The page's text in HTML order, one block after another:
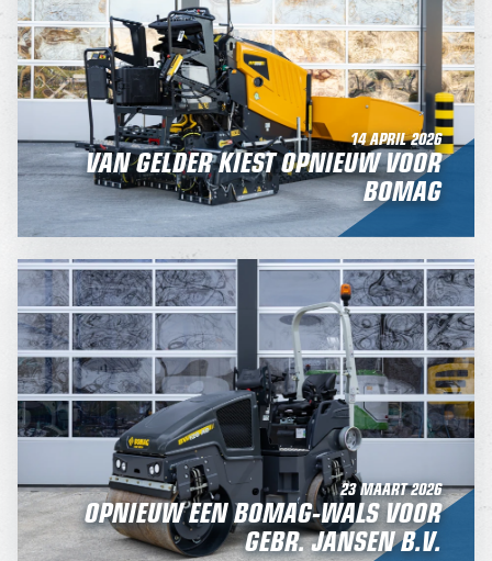
14 APRIL 2026
VAN GELDER KIEST OPNIEUW VOOR
BOMAG
23 MAART 2026
OPNIEUW EEN BOMAG-WALS VOOR
GEBR. JANSEN B.V.